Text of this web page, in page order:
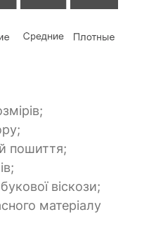
пошиття;
віскози;
матеріалу